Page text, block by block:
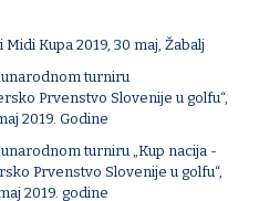
Kupa 2019, 30 maj, Žabalj
turniru
Prvenstvo Slovenije u golfu“,
2019. Godine
turniru „Kup nacija -
Prvenstvo Slovenije u golfu“,
2019. godine